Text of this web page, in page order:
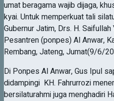
umat beragama wajib dijaga,
kyai. Untuk memperkuat tali
Gubernur Jatim, Drs. H.
Pesantren (ponpes) Al Anwar,
Rembang, Jateng, Jumat(9/6/
Di Ponpes Al Anwar, Gus Ipul
didampingi KH. Fahrurrozi
bersilaturahmi juga menghadiri